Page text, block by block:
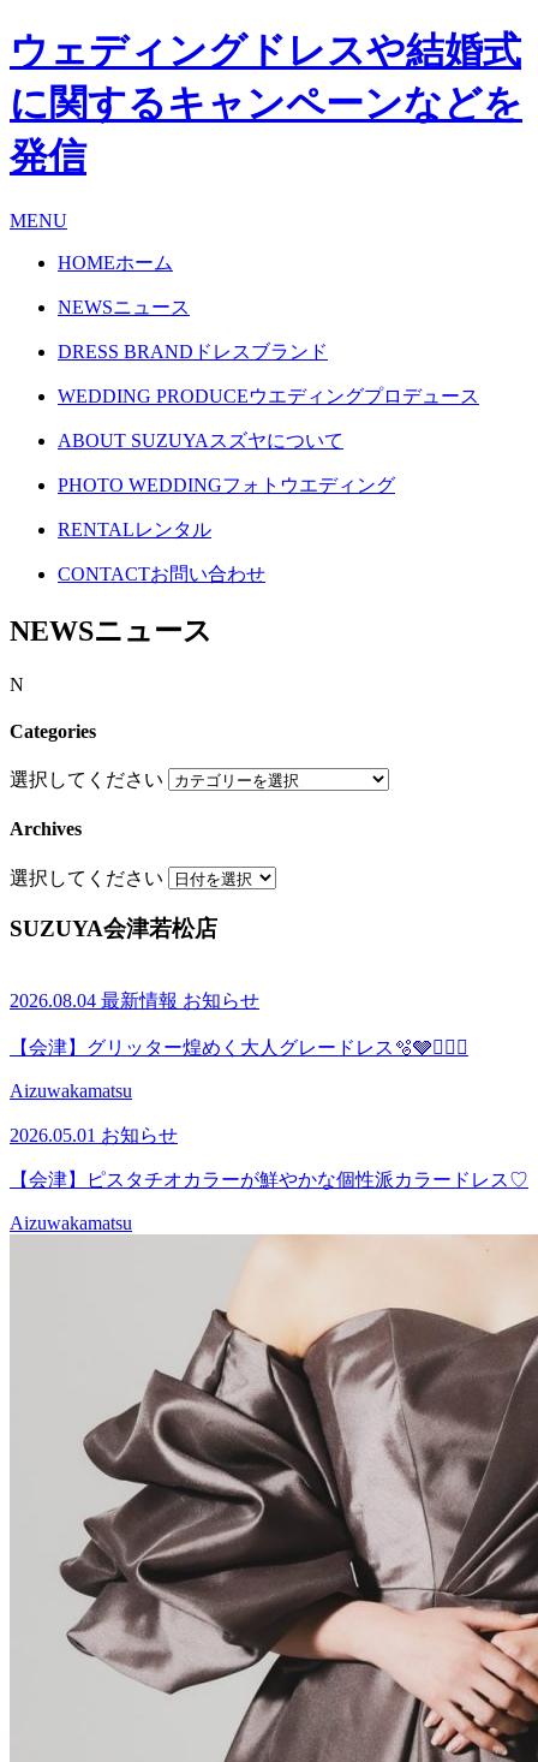
ウェディングドレスや結婚式
に関するキャンペーンなどを
発信
MENU
HOMEホーム
NEWSニュース
DRESS BRAND ドレスブランド
WEDDING PRODUCEウエディングプロデュース
ABOUT SUZUYA スズヤについて
PHOTO WEDDINGフォトウエディング
RENTALレンタル
CONTACTお問い合わせ
NEWSニュース
N
Categories
選択してください
Archives
選択してください
SUZUYA会津若松店
2026.08.04 最新情報 お知らせ
【会津】グリッター煌めく大人グレードレス🫧🩶👰🏻‍♀️
Aizuwakamatsu
2026.05.01 お知らせ
【会津】ピスタチオカラーが鮮やかな個性派カラードレス♡
Aizuwakamatsu